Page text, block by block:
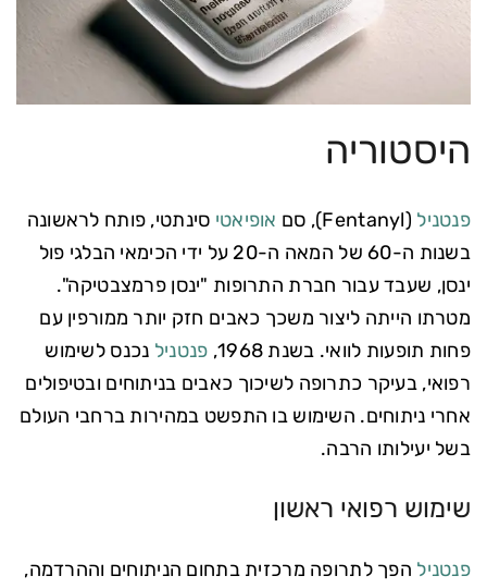
היסטוריה
פנטניל (Fentanyl), סם אופיאטי סינתטי, פותח לראשונה
בשנות ה-60 של המאה ה-20 על ידי הכימאי הבלגי פול
ינסן, שעבד עבור חברת התרופות "ינסן פרמצבטיקה".
מטרתו הייתה ליצור משכך כאבים חזק יותר ממורפין עם
פחות תופעות לוואי. בשנת 1968,
פנטניל נכנס לשימוש
רפואי, בעיקר כתרופה לשיכוך כאבים בניתוחים ובטיפולים
אחרי ניתוחים. השימוש בו התפשט במהירות ברחבי העולם
בשל יעילותו הרבה.
שימוש רפואי ראשון
פנטניל הפך לתרופה מרכזית בתחום הניתוחים וההרדמה,